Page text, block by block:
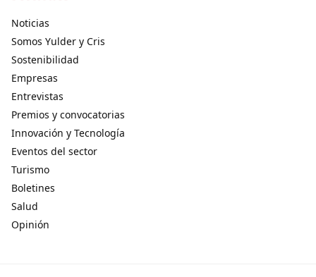
Noticias
Somos Yulder y Cris
Sostenibilidad
Empresas
Entrevistas
Premios y convocatorias
Innovación y Tecnología
Eventos del sector
Turismo
Boletines
Salud
Opinión